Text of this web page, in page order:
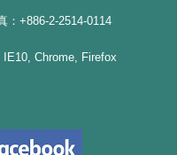
+886-2-2514-0114
Chrome, Firefox